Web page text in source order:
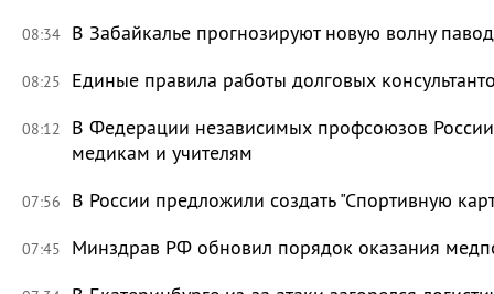
08:34 В Забайкалье прогнозируют новую волну
08:25 Единые правила работы долговых
08:12
В Федерации независимых профсоюзов
медикам и учителям
07:56 В России предложили создать "Спортивную
07:45 Минздрав РФ обновил порядок оказания